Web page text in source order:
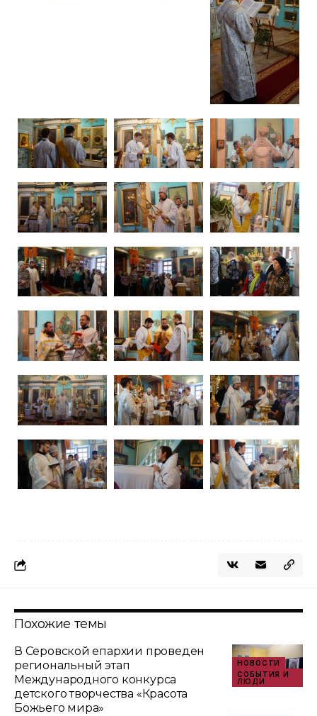
Похожие темы
НОВОСТИ
СОБЫТИЯ И
ЛЮДИ
В Серовской епархии проведен
региональный этап
Международного конкурса
детского творчества «Красота
Божьего мира»